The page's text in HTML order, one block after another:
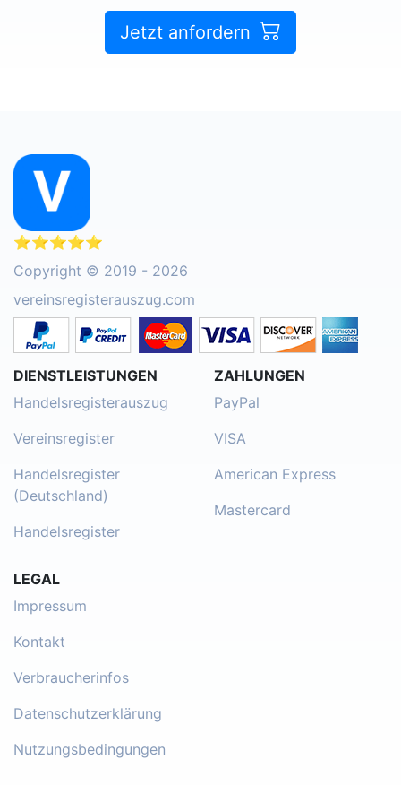
Jetzt anfordern
⭐⭐⭐⭐⭐
Copyright © 2019 - 2026
vereinsregisterauszug.com
DIENSTLEISTUNGEN
Handelsregisterauszug
Vereinsregister
Handelsregister
(Deutschland)
Handelsregister
ZAHLUNGEN
PayPal
VISA
American Express
Mastercard
LEGAL
Impressum
Kontakt
Verbraucherinfos
Datenschutzerklärung
Nutzungsbedingungen